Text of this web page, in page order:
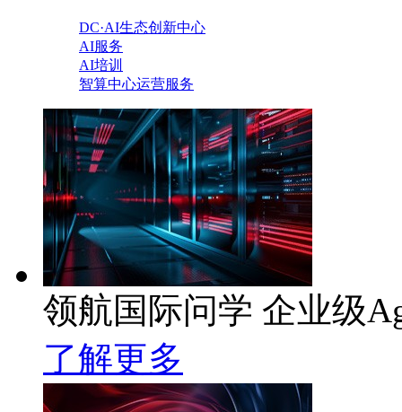
DC·AI生态创新中心
AI服务
AI培训
智算中心运营服务
领航国际问学 企业级
了解更多